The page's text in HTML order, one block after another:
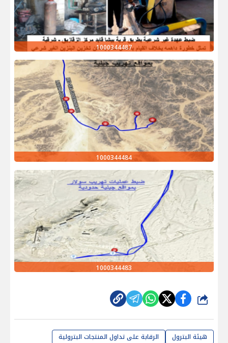
1000344487
1000344484
1000344483
شارك
هيئة البترول الرقابة على تداول المنتجات البترولية